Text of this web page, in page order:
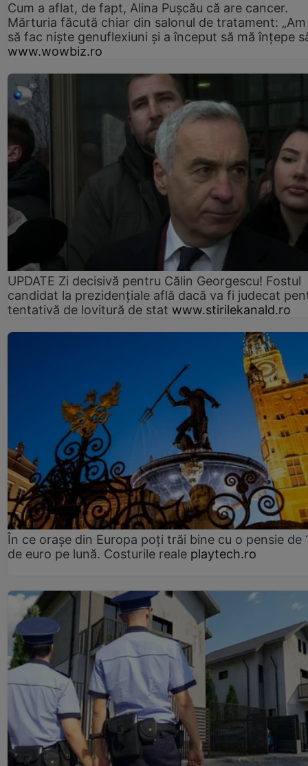
Cum a aflat, de fapt, Alina Pușcău că are cancer.
Mărturia făcută chiar din salonul de tratament:
să fac niște genuflexiuni și a început să mă înțepe
www.wowbiz.ro
UPDATE Zi decisivă pentru Călin Georgescu! Fostul
candidat la prezidențiale află dacă va fi judecat
tentativă de lovitură de stat www.stirilekanald.ro
În ce orașe din Europa poți trăi bine cu o pensie de
de euro pe lună. Costurile reale playtech.ro